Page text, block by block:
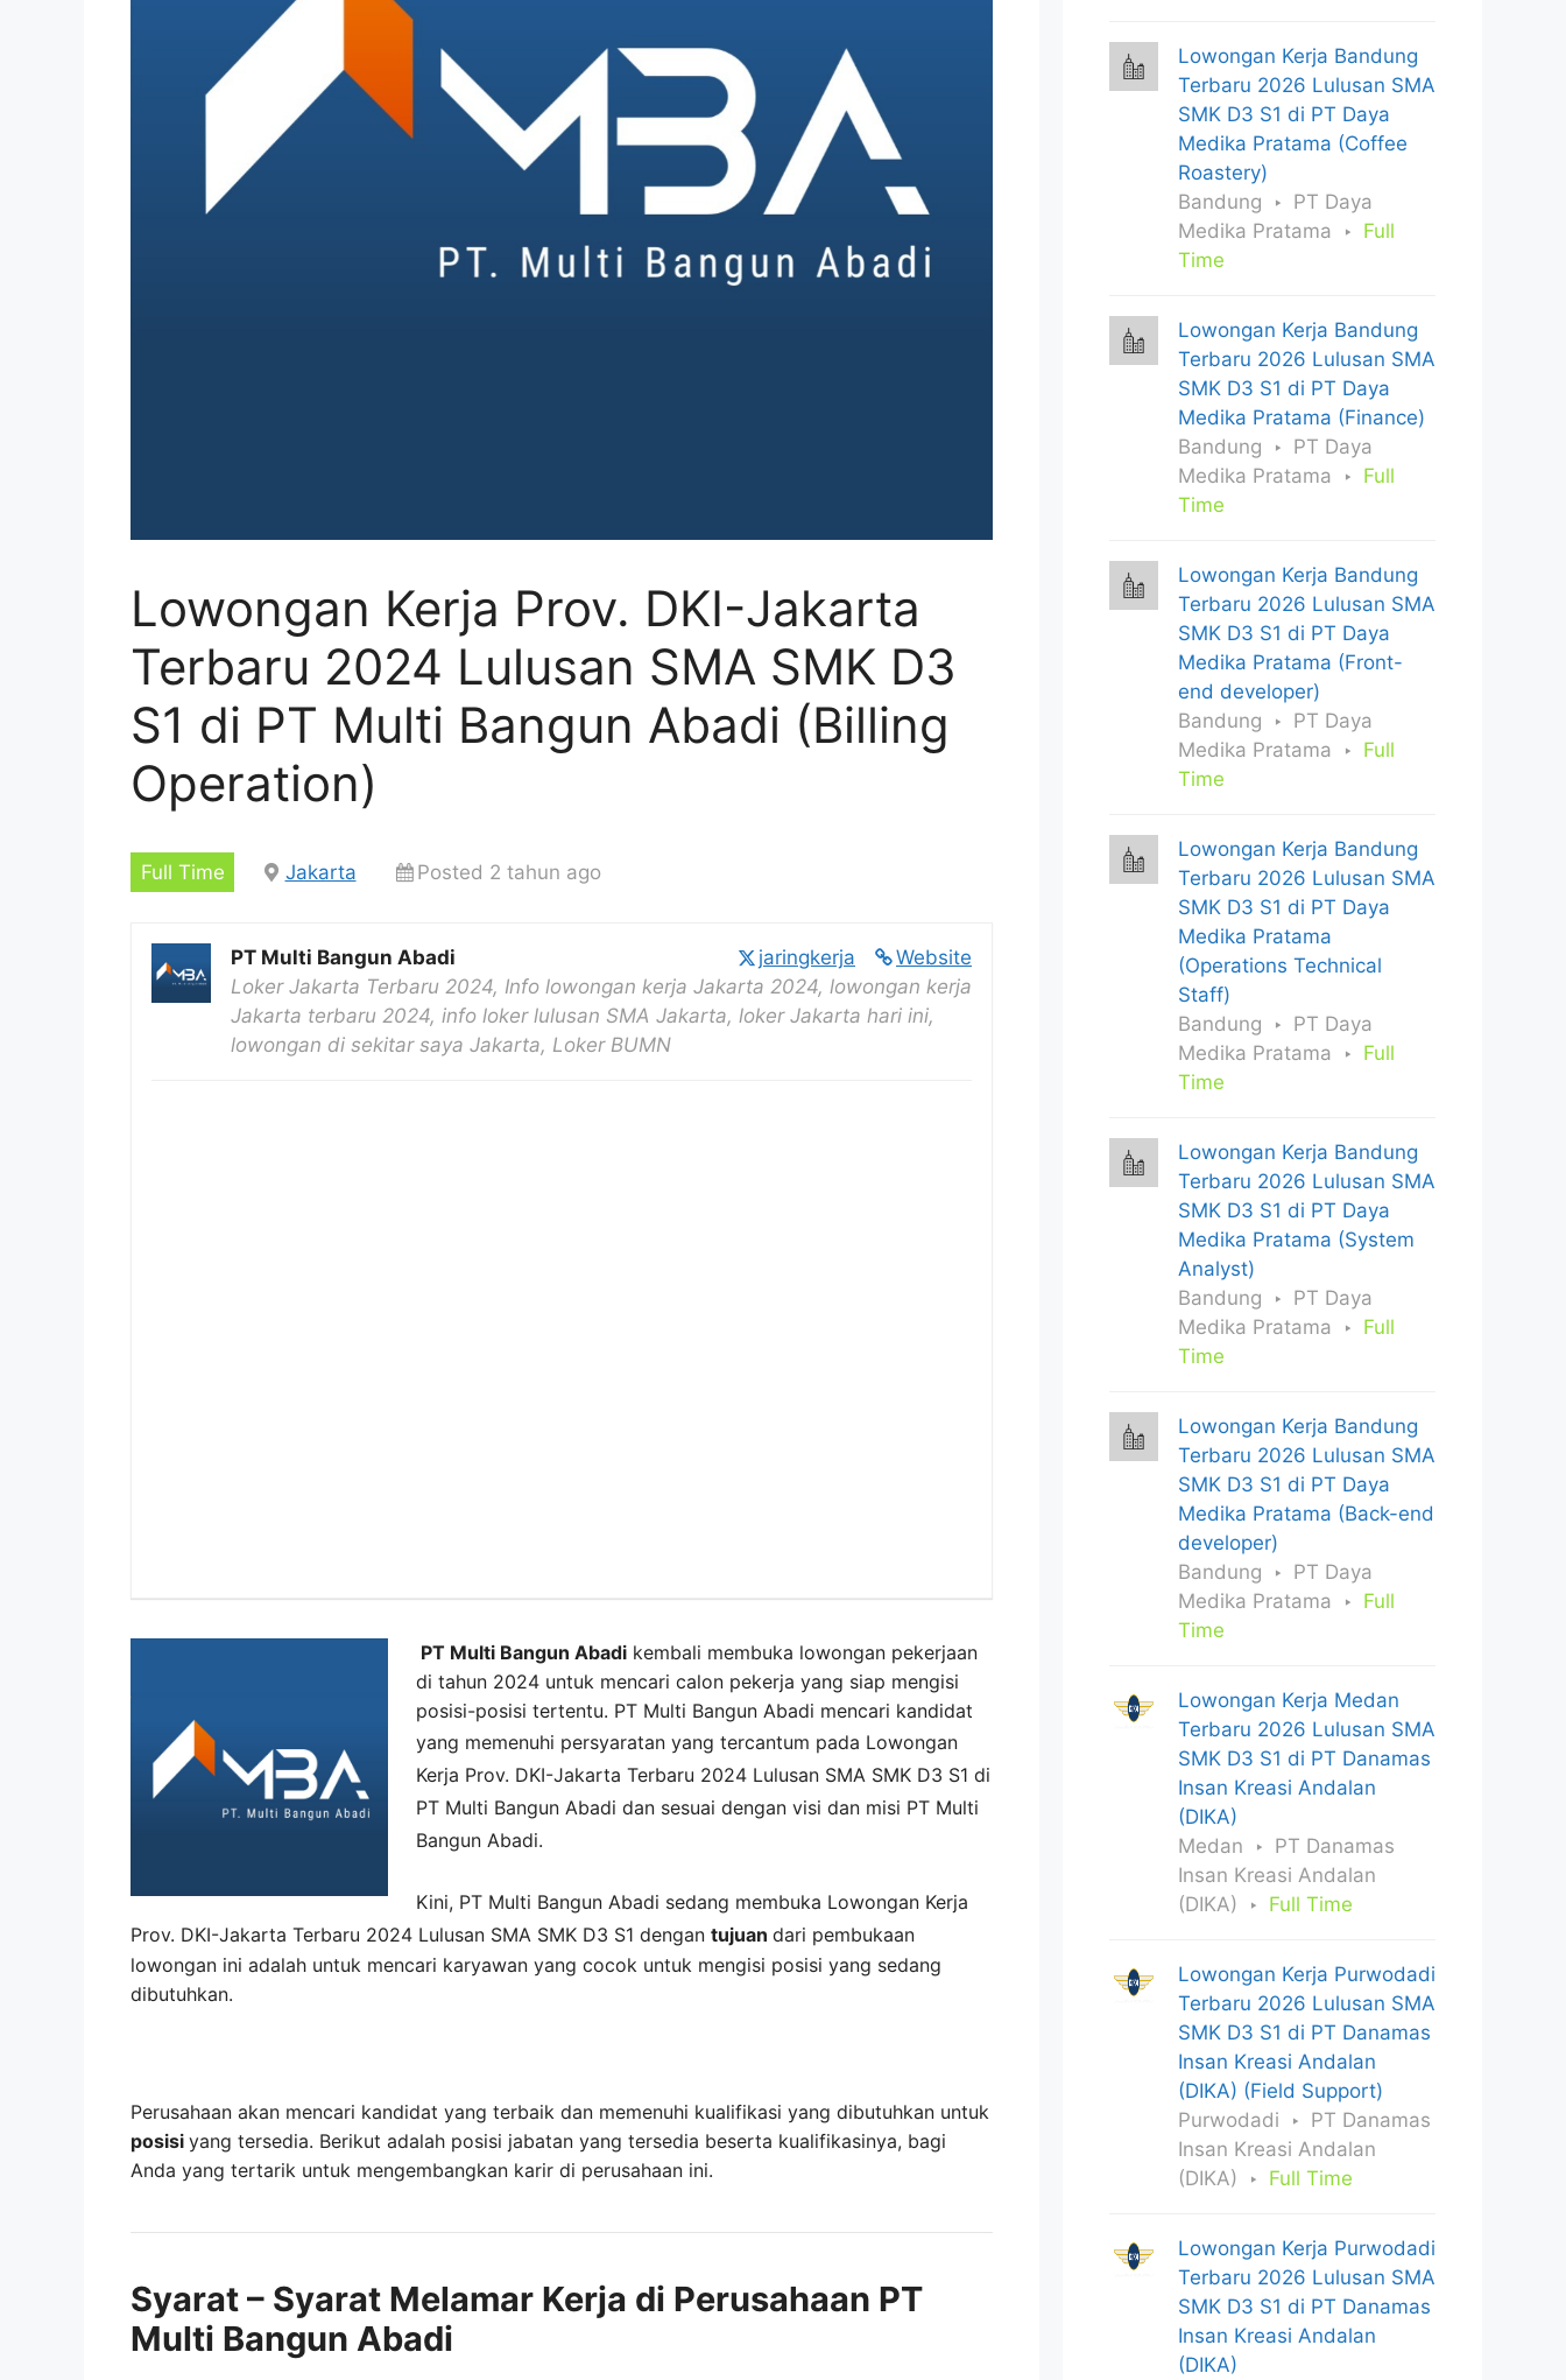
Lowongan Kerja Prov. DKI-Jakarta
Terbaru 2024 Lulusan SMA SMK D3
S1 di PT Multi Bangun Abadi (Billing
Operation)
Full Time Jakarta Posted 2 tahun ago
Website
jaringkerja
PT Multi Bangun Abadi
Loker Jakarta Terbaru 2024, Info lowongan kerja Jakarta 2024, lowongan kerja
Jakarta terbaru 2024, info loker lulusan SMA Jakarta, loker Jakarta hari ini,
lowongan di sekitar saya Jakarta, Loker BUMN
PT Multi Bangun Abadi kembali membuka lowongan pekerjaan
di tahun 2024 untuk mencari calon pekerja yang siap mengisi
posisi-posisi tertentu. PT Multi Bangun Abadi mencari kandidat
yang memenuhi persyaratan yang tercantum pada Lowongan
Kerja Prov. DKI-Jakarta Terbaru 2024 Lulusan SMA SMK D3 S1 di
PT Multi Bangun Abadi dan sesuai dengan visi dan misi PT Multi
Bangun Abadi.
Kini, PT Multi Bangun Abadi sedang membuka Lowongan Kerja
Prov. DKI-Jakarta Terbaru 2024 Lulusan SMA SMK D3 S1 dengan tujuan dari pembukaan
lowongan ini adalah untuk mencari karyawan yang cocok untuk mengisi posisi yang sedang
dibutuhkan.
Perusahaan akan mencari kandidat yang terbaik dan memenuhi kualifikasi yang dibutuhkan untuk
posisi yang tersedia. Berikut adalah posisi jabatan yang tersedia beserta kualifikasinya, bagi
Anda yang tertarik untuk mengembangkan karir di perusahaan ini.
Syarat – Syarat Melamar Kerja di Perusahaan PT
Multi Bangun Abadi
Lowongan Kerja Bandung
Terbaru 2026 Lulusan SMA
SMK D3 S1 di PT Daya
Medika Pratama (Coffee
Roastery)
Bandung
PT Daya
Medika Pratama
Full
Time
Lowongan Kerja Bandung
Terbaru 2026 Lulusan SMA
SMK D3 S1 di PT Daya
Medika Pratama (Finance)
Bandung
PT Daya
Medika Pratama
Full
Time
Lowongan Kerja Bandung
Terbaru 2026 Lulusan SMA
SMK D3 S1 di PT Daya
Medika Pratama (Front-
end developer)
Bandung
PT Daya
Medika Pratama
Full
Time
Lowongan Kerja Bandung
Terbaru 2026 Lulusan SMA
SMK D3 S1 di PT Daya
Medika Pratama
(Operations Technical
Staff)
Bandung
PT Daya
Medika Pratama
Full
Time
Lowongan Kerja Bandung
Terbaru 2026 Lulusan SMA
SMK D3 S1 di PT Daya
Medika Pratama (System
Analyst)
Bandung
PT Daya
Medika Pratama
Full
Time
Lowongan Kerja Bandung
Terbaru 2026 Lulusan SMA
SMK D3 S1 di PT Daya
Medika Pratama (Back-end
developer)
Bandung
PT Daya
Medika Pratama
Full
Time
Lowongan Kerja Medan
Terbaru 2026 Lulusan SMA
SMK D3 S1 di PT Danamas
Insan Kreasi Andalan
(DIKA)
Medan
PT Danamas
Insan Kreasi Andalan
(DIKA)
Full Time
Lowongan Kerja Purwodadi
Terbaru 2026 Lulusan SMA
SMK D3 S1 di PT Danamas
Insan Kreasi Andalan
(DIKA) (Field Support)
Purwodadi
PT Danamas
Insan Kreasi Andalan
(DIKA)
Full Time
Lowongan Kerja Purwodadi
Terbaru 2026 Lulusan SMA
SMK D3 S1 di PT Danamas
Insan Kreasi Andalan
(DIKA)